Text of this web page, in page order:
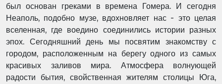
был основан греками в времена Гомера. И сегодня
Неаполь, подобно музе, вдохновляет нас - это целая
вселенная, где воедино соединились истории разных
эпох. Сегодняшний день мы посвятим знакомству с
городом, расположенным на берегу одного из самых
красивых заливов мира. Атмосфера волнующей
радости бытия, свойственная жителям столицы Юга,